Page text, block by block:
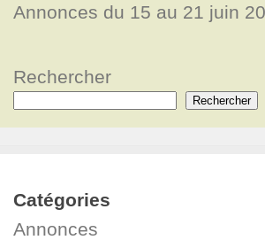
Annonces du 15 au 21 juin
Rechercher
Rechercher
Catégories
Annonces